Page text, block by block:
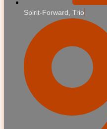
Spirit-Forward, Trio